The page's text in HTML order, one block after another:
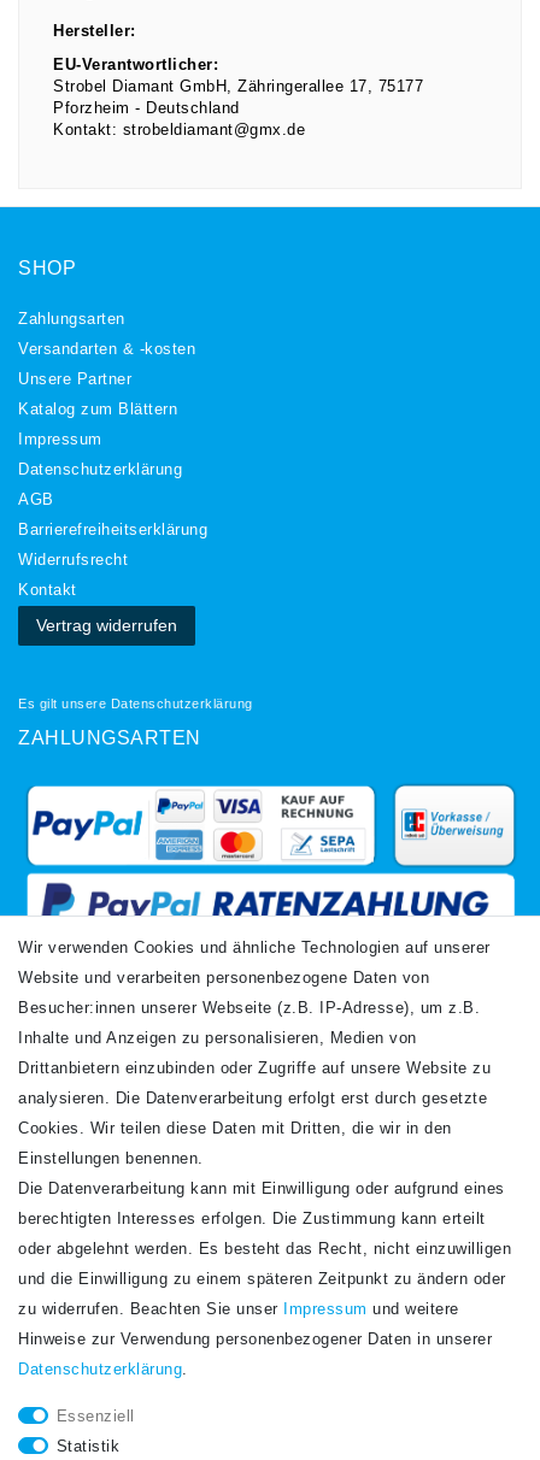
Hersteller:
EU-Verantwortlicher:
Strobel Diamant GmbH
Zähringerallee 17
75177
Pforzheim
Deutschland
Kontakt: strobeldiamant@gmx.de
SHOP
Zahlungsarten
Versandarten & -kosten
Unsere Partner
Katalog zum Blättern
Impressum
Daten­schutz­erklärung
AGB
Barrierefreiheitserklärung
Widerrufs­recht
Kontakt
Vertrag widerrufen
Es gilt unsere Datenschutzerklärung
ZAHLUNGSARTEN
VERSANDARTEN
Newsletter
Honig
Hiermit bestätige ich, dass ich dieDaten­schutz­erklärunggelesen habe. Meine
Wir verwenden Cookies und ähnliche Technologien auf unserer
Website und verarbeiten personenbezogene Daten von
Besucher:innen unserer Webseite (z.B. IP-Adresse), um z.B.
Inhalte und Anzeigen zu personalisieren, Medien von
Drittanbietern einzubinden oder Zugriffe auf unsere Website zu
analysieren. Die Datenverarbeitung erfolgt erst durch gesetzte
Cookies. Wir teilen diese Daten mit Dritten, die wir in den
Einstellungen benennen.
Die Datenverarbeitung kann mit Einwilligung oder aufgrund eines
berechtigten Interesses erfolgen. Die Zustimmung kann erteilt
oder abgelehnt werden. Es besteht das Recht, nicht einzuwilligen
und die Einwilligung zu einem späteren Zeitpunkt zu ändern oder
zu widerrufen. Beachten Sie unser
Impressum und weitere
Hinweise zur Verwendung personenbezogener Daten in unserer
Daten­schutz­erklärung.
Essenziell
Statistik